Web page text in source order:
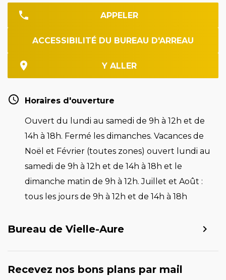
APPELER
ACCESSIBILITÉ DU BUREAU D'ARREAU
Y ALLER
Horaires d'ouverture
Ouvert du lundi au samedi de 9h à 12h et de
14h à 18h. Fermé les dimanches. Vacances de
Noël et Février (toutes zones) ouvert lundi au
samedi de 9h à 12h et de 14h à 18h et le
dimanche matin de 9h à 12h. Juillet et Août :
tous les jours de 9h à 12h et de 14h à 18h
Bureau de Vielle-Aure
Recevez nos bons plans par mail